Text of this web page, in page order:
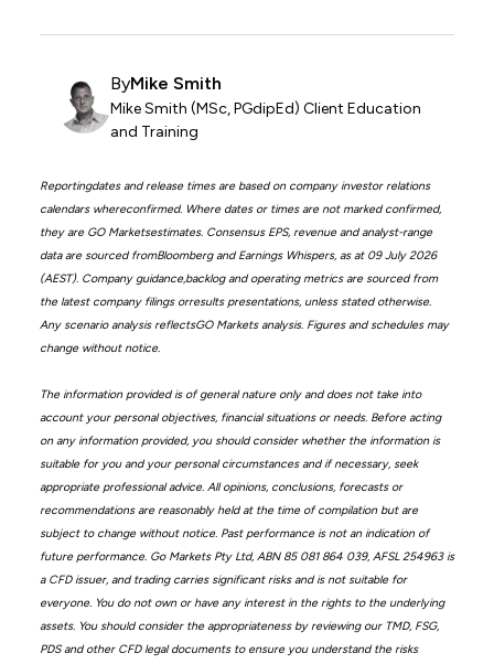
ByMike Smith
Mike Smith (MSc, PGdipEd) Client Education
and Training
Reportingdates and release times are based on company investor relations
calendars whereconfirmed. Where dates or times are not marked confirmed,
they are GO Marketsestimates. Consensus EPS, revenue and analyst-range
data are sourced fromBloomberg and Earnings Whispers, as at 09 July 2026
(AEST). Company guidance,backlog and operating metrics are sourced from
the latest company filings orresults presentations, unless stated otherwise.
Any scenario analysis reflectsGO Markets analysis. Figures and schedules may
change without notice.
The information provided is of general nature only and does not take into
account your personal objectives, financial situations or needs. Before acting
on any information provided, you should consider whether the information is
suitable for you and your personal circumstances and if necessary, seek
appropriate professional advice. All opinions, conclusions, forecasts or
recommendations are reasonably held at the time of compilation but are
subject to change without notice. Past performance is not an indication of
future performance. Go Markets Pty Ltd, ABN 85 081 864 039, AFSL 254963 is
a CFD issuer, and trading carries significant risks and is not suitable for
everyone. You do not own or have any interest in the rights to the underlying
assets. You should consider the appropriateness by reviewing our TMD, FSG,
PDS and other CFD legal documents to ensure you understand the risks